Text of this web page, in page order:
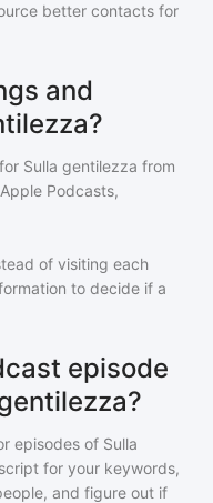
better contacts for
and
Sulla gentilezza from
Podcasts,
of visiting each
to decide if a
episode
episodes of Sulla
for your keywords,
and figure out if